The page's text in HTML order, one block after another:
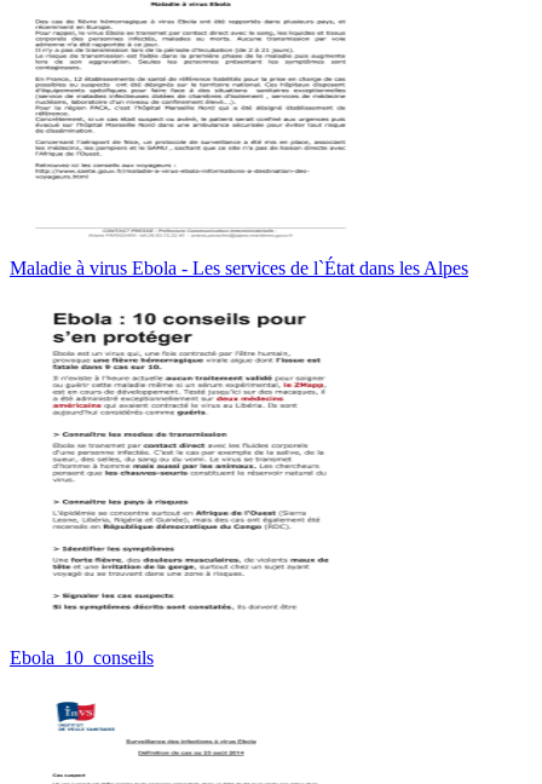
Maladie à virus Ebola - Les services de l`État dans les Alpes
Ebola_10_conseils